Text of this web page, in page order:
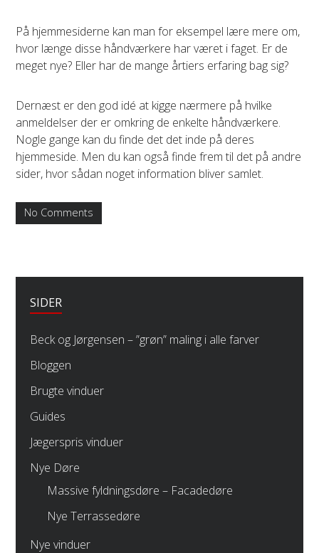
På hjemmesiderne kan man for eksempel lære mere om,
hvor længe disse håndværkere har været i faget. Er de
meget nye? Eller har de mange årtiers erfaring bag sig?
Dernæst er den god idé at kigge nærmere på hvilke
anmeldelser der er omkring de enkelte håndværkere.
Nogle gange kan du finde det det inde på deres
hjemmeside. Men du kan også finde frem til det på andre
sider, hvor sådan noget information bliver samlet.
No Comments
SIDER
Beck og Jørgensen – ”grøn” maling i alle farver
Bloggen
Brugte vinduer
Guides
Jægerspris vinduer
Nye Døre
Massive fyldningsdøre – Facadedøre
Nye Terrassedøre
Nye vinduer